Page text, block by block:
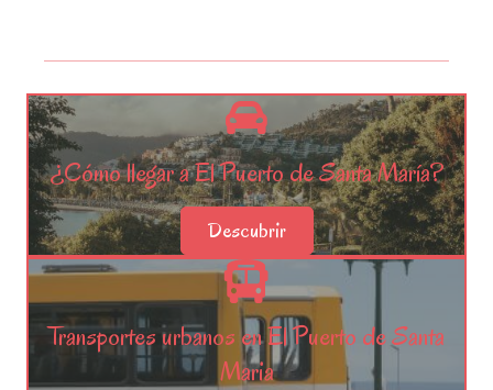
¿Cómo llegar a El Puerto de Santa María?
Descubrir
Transportes urbanos en El Puerto de Santa
Maria